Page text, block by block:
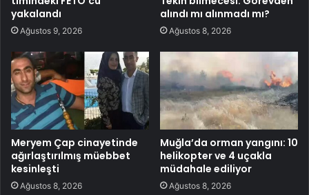
yakalandı
Ağustos 9, 2026
alındı mı alınmadı mı?
Ağustos 8, 2026
Meryem Çap cinayetinde
ağırlaştırılmış müebbet
kesinleşti
Ağustos 8, 2026
Muğla’da orman yangını: 10
helikopter ve 4 uçakla
müdahale ediliyor
Ağustos 8, 2026